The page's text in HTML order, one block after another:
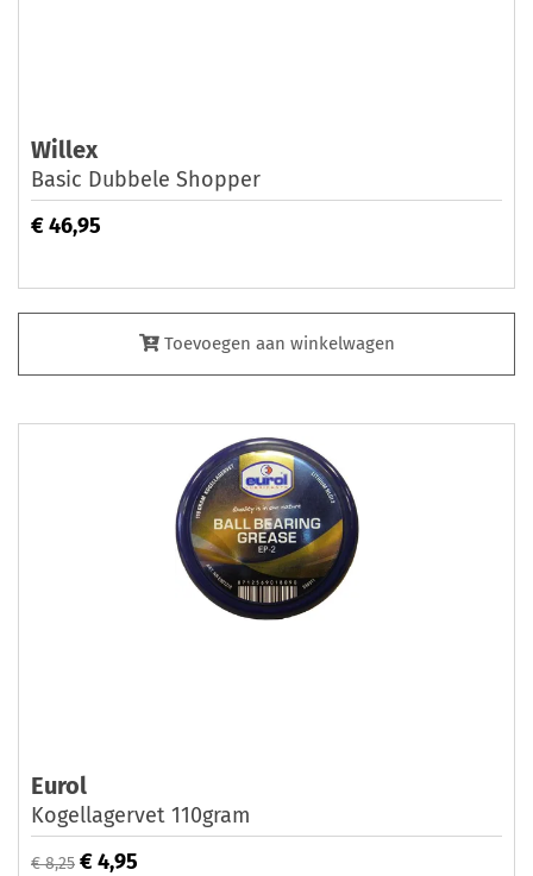
Willex
Basic Dubbele Shopper
€ 46,95
Toevoegen aan winkelwagen
Eurol
Kogellagervet 110gram
€ 8,25 € 4,95